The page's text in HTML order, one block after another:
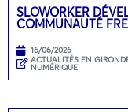
SLOWORKER
COMMUNAUTÉ
16/06/2026
ACTUALITÉS EN
NUMÉRIQUE